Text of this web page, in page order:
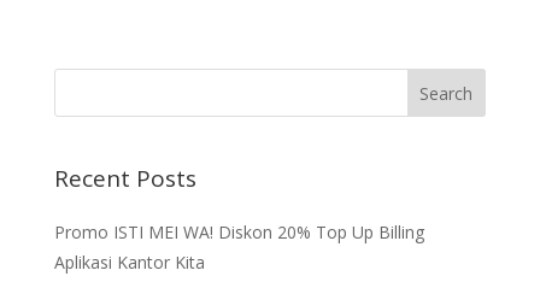
Recent Posts
Promo ISTI MEI WA! Diskon 20% Top Up Billing
Aplikasi Kantor Kita